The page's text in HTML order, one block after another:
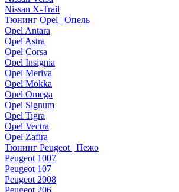
Nissan X-Trail
Тюнинг Opel | Опель
Opel Antara
Opel Astra
Opel Corsa
Opel Insignia
Opel Meriva
Opel Mokka
Opel Omega
Opel Signum
Opel Tigra
Opel Vectra
Opel Zafira
Тюнинг Peugeot | Пежо
Peugeot 1007
Peugeot 107
Peugeot 2008
Peugeot 206